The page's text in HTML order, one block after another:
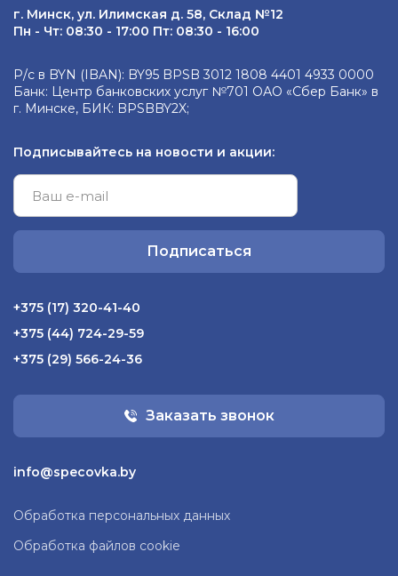
г. Минск, ул. Илимская д. 58, Склад №12
Пн - Чт: 08:30 - 17:00 Пт: 08:30 - 16:00
Р/с в BYN (IBAN): BY95 BPSB 3012 1808 4401 4933 0000
Банк: Центр банковских услуг №701 ОАО «Сбер Банк» в
г. Минске, БИК: BPSBBY2X;
Подписывайтесь на новости и акции:
Подписаться
+375 (17) 320-41-40
+375 (44) 724-29-59
+375 (29) 566-24-36
Заказать звонок
info@specovka.by
Обработка персональных данных
Обработка файлов cookie